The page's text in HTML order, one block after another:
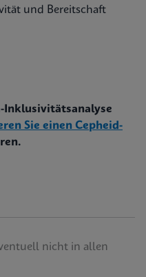
und Bereitschaft
Inklusivitätsanalyse
Sie einen Cepheid-
nicht in allen